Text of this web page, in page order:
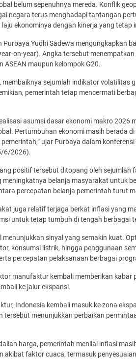
belum sepenuhnya mereda. Konflik
negara terus menghadapi tantangan
ekonominya dengan kinerja yang tetap
Purbaya Yudhi Sadewa mengungkapkan
on-year). Angka tersebut
ASEAN maupun kelompok G20.
membaiknya sejumlah indikator volatilitas
pemerintah tetap mencermati
asumsi dasar ekonomi makro
Pertumbuhan ekonomi masih berada
ujar Purbaya dalam
6/2026).
positif tersebut ditopang oleh
meningkatnya belanja masyarakat untuk
percepatan belanja pemerintah turut
juga relatif terjaga berkat inflasi yang
untuk tetap tumbuh di tengah berbagai
menunjukkan sinyal yang semakin kuat.
konsumsi listrik, hingga penggunaan
percepatan pelaksanaan berbagai
manufaktur kembali memberikan
ke jalur ekspansi.
Indonesia kembali masuk ke zona
tersebut menunjukkan perbaikan
harga, pemerintah menilai inflasi
akibat faktor cuaca, termasuk